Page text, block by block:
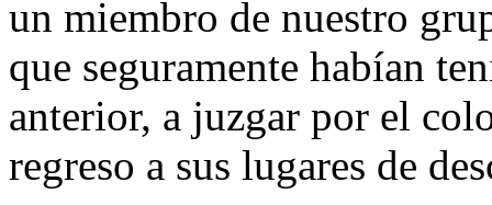
un miembro de nuestro
que seguramente habían
anterior, a juzgar por el
regreso a sus lugares de